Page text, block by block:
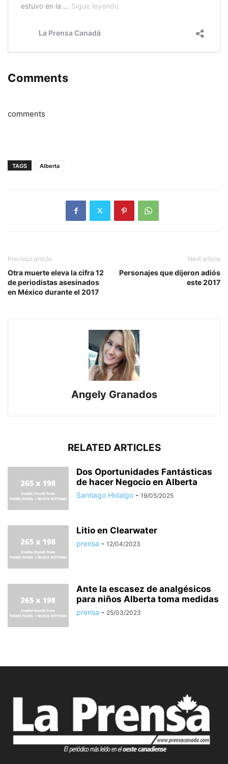
Comments
comments
TAGS Alberta
Previous article
Otra muerte eleva la cifra 12
de periodistas asesinados
en México durante el 2017
Next article
Personajes que dijeron adiós
este 2017
Angely Granados
RELATED ARTICLES
Dos Oportunidades Fantásticas
de hacer Negocio en Alberta
Santiago Hidalgo - 19/05/2025
Litio en Clearwater
prensa - 12/04/2023
Ante la escasez de analgésicos
para niños Alberta toma medidas
prensa - 25/03/2023